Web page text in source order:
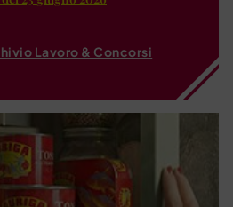
Lavoro & Concorsi